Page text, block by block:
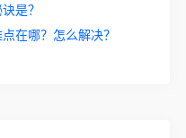
是？
在哪？怎么解决？